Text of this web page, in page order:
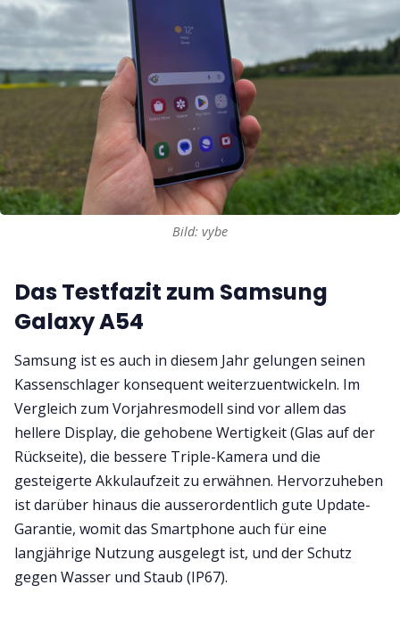
Bild: vybe
Das Testfazit zum Samsung
Galaxy A54
Samsung ist es auch in diesem Jahr gelungen seinen
Kassenschlager konsequent weiterzuentwickeln. Im
Vergleich zum Vorjahresmodell sind vor allem das
hellere Display, die gehobene Wertigkeit (Glas auf der
Rückseite), die bessere Triple-Kamera und die
gesteigerte Akkulaufzeit zu erwähnen. Hervorzuheben
ist darüber hinaus die ausserordentlich gute Update-
Garantie, womit das Smartphone auch für eine
langjährige Nutzung ausgelegt ist, und der Schutz
gegen Wasser und Staub (IP67).